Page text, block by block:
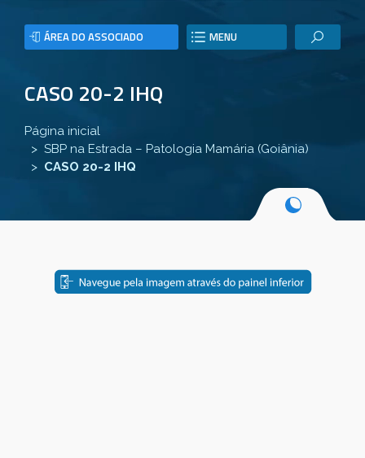
ÁREA DO ASSOCIADO MENU
CASO 20-2 IHQ
Página inicial
SBP na Estrada – Patologia Mamária (Goiânia)
CASO 20-2 IHQ